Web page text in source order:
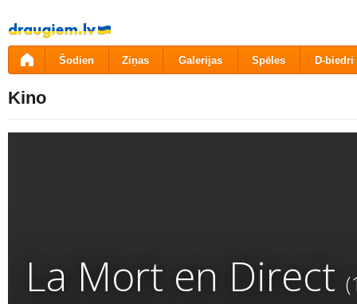
Pāriet
uz
saturu
Šodien Ziņas Galerijas Spēles D-biedri
Kino
La Mort en Direct